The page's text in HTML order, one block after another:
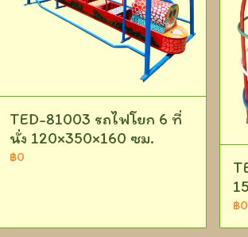
TED-81003 รถไฟโยก 6 ที่
นั่ง 120×350×160 ซม.
฿0
฿0